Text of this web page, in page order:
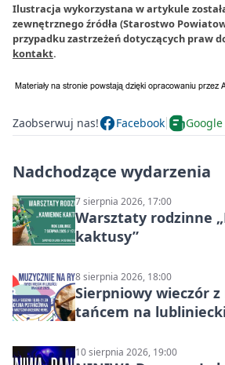
Ilustracja wykorzystana w artykule
zewnętrznego źródła (Starostwo
przypadku zastrzeżeń dotyczących praw
kontakt.
Zaobserwuj nas! Facebook
Nadchodzące wydarzenia
7 sierpnia 2026, 17:00
Warsztaty rodzinne
kaktusy”
8 sierpnia 2026, 18:00
Sierpniowy wieczór
tańcem na
10 sierpnia 2026, 19:00